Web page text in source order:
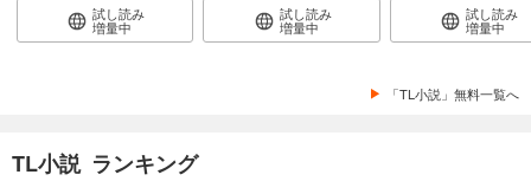
試し読み
増量中
試し読み
増量中
試し読み
増量中
「TL小説」無料一覧へ
TL小説 ランキング